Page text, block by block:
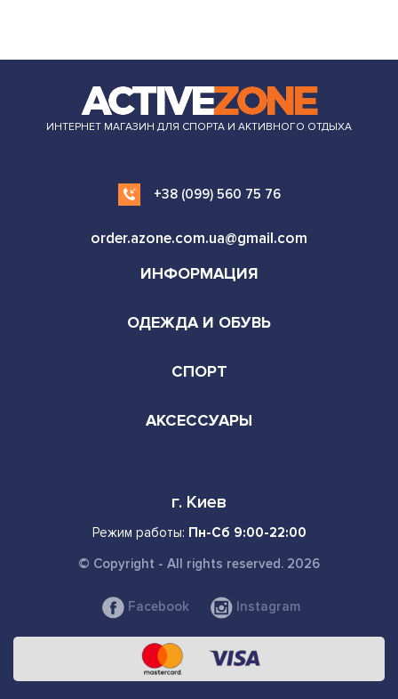
ИНТЕРНЕТ МАГАЗИН ДЛЯ СПОРТА И АКТИВНОГО ОТДЫХА
+38 (099) 560 75 76
order.azone.com.ua@gmail.com
ИНФОРМАЦИЯ
ОДЕЖДА И ОБУВЬ
СПОРТ
АКСЕССУАРЫ
г. Киев
Режим работы: Пн-Сб 9:00-22:00
© Copyright - All rights reserved. 2026
Facebook Instagram